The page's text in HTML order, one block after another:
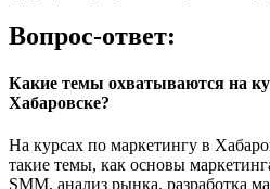
Вопрос-ответ:
Какие темы охватываются на
Хабаровске?
На курсах по маркетингу в
такие темы, как основы
SMM, анализ рынка, разработка